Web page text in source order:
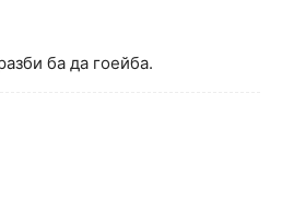
ба да гоейба.